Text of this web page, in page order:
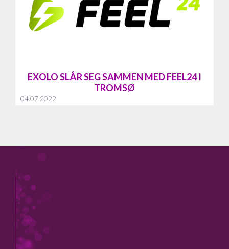
EXOLO SLÅR SEG SAMMEN MED FEEL24 I
TROMSØ
04.07.2022